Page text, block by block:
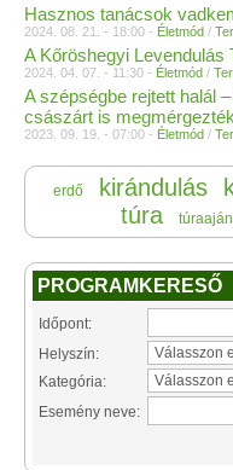
Hasznos tanácsok
2024. 08. 21. - 18:00 - Életmód /
A Kőröshegyi Levendulás
2024. 04. 07. - 11:30 - Életmód /
A szépségbe rejtett halál
császárt is megmérgezték
2023. 09. 19. - 07:00 - Életmód /
erdő kirándulás
túra
PROGRAMKERESŐ
Időpont:
Helyszín:
Kategória:
Esemény neve: